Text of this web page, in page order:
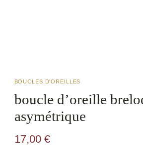
BOUCLES D'OREILLES
boucle d’oreille
asymétrique
17,00 €